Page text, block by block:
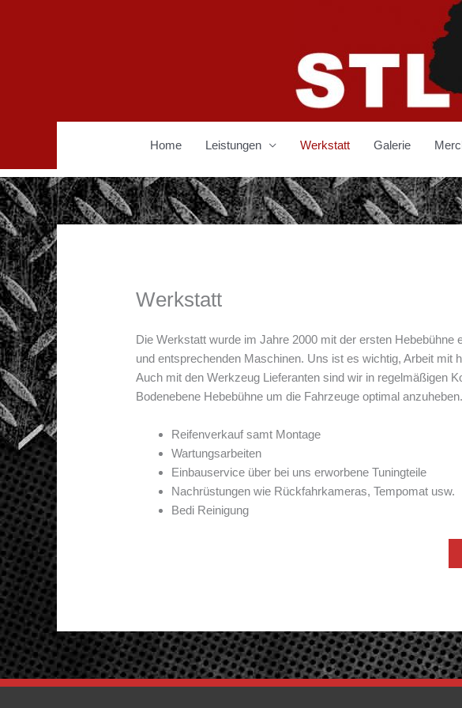
Home Leistungen Werkstatt Galerie
Werkstatt
Die Werkstatt wurde im Jahre 2000 mit der ersten
und entsprechenden Maschinen. Uns ist es wichtig, Arbeit mit
Auch mit den Werkzeug Lieferanten sind wir in regelmäßigen
Bodenebene Hebebühne um die Fahrzeuge optimal
Reifenverkauf samt Montage
Wartungsarbeiten
Einbauservice über bei uns erworbene Tuningteile
Nachrüstungen wie Rückfahrkameras, Tempomat usw.
Bedi Reinigung